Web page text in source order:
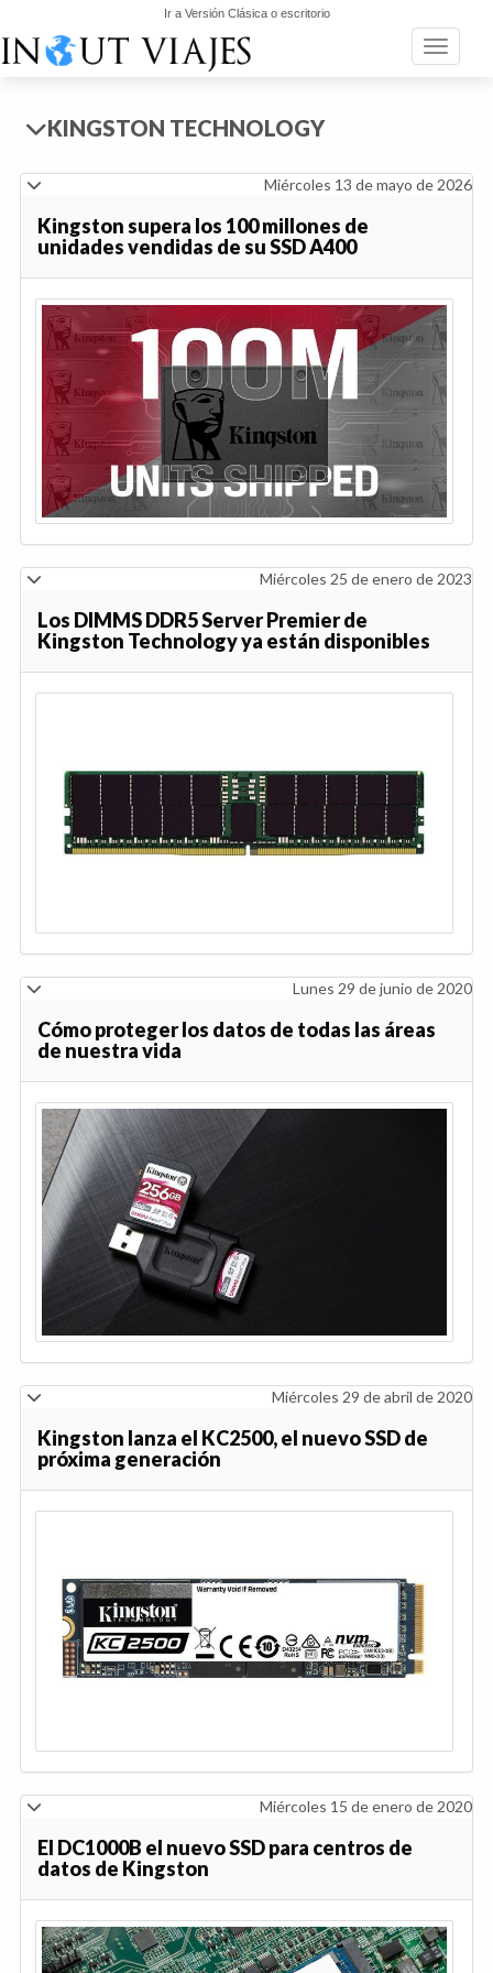
Ir a Versión Clásica o escritorio
Toggle
KINGSTON TECHNOLOGY
Miércoles 13 de mayo de 2026
Kingston supera los 100 millones de
unidades vendidas de su SSD A400
Miércoles 25 de enero de 2023
Los DIMMS DDR5 Server Premier de
Kingston Technology ya están disponibles
Lunes 29 de junio de 2020
Cómo proteger los datos de todas las áreas
de nuestra vida
Miércoles 29 de abril de 2020
Kingston lanza el KC2500, el nuevo SSD de
próxima generación
Miércoles 15 de enero de 2020
El DC1000B el nuevo SSD para centros de
datos de Kingston